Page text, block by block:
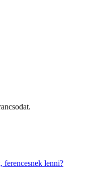
ferencesnek lenni?